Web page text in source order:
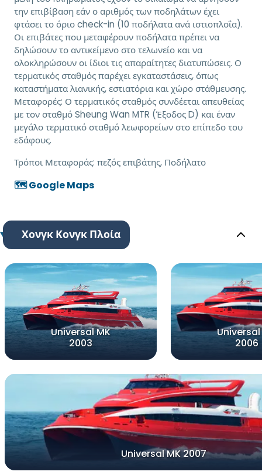
την επιβίβαση εάν ο αριθμός των ποδηλάτων έχει
φτάσει το όριο check-in (10 ποδήλατα ανά ιστιοπλοΐα).
Οι επιβάτες που μεταφέρουν ποδήλατα πρέπει να
δηλώσουν το αντικείμενο στο τελωνείο και να
ολοκληρώσουν οι ίδιοι τις απαραίτητες διατυπώσεις. Ο
τερματικός σταθμός παρέχει εγκαταστάσεις, όπως
καταστήματα λιανικής, εστιατόρια και χώρο στάθμευσης.
Μεταφορές: Ο τερματικός σταθμός συνδέεται απευθείας
με τον σταθμό Sheung Wan MTR (Έξοδος D) και έναν
μεγάλο τερματικό σταθμό λεωφορείων στο επίπεδο του
εδάφους.
Τρόποι Μεταφοράς: πεζός επιβάτης, Ποδήλατο
🗺️ Google Maps
Χονγκ Κονγκ Πλοία
Universal MK
2003
Universal
2006
Universal MK 2007